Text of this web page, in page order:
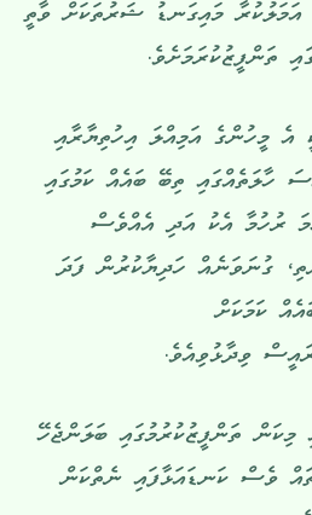
އަމަލުކުރާ މައިގަނޑު ޝަރުތަކަށް ވާތީ
ތަންފީޒުކުރަމަށެވެ.
އެ މީހުންގެ އަމިއްލަ އިހުތިޔާރާއި
ހާލަތެއްގައި ތިބޭ ބައެއް ކަމުގައި
ރުހުމާ އެކު އަދި އެއްވެސް
ގުނަވަނެއް ހަދިޔާކުރުން ފަދަ
ކަމަކަށް
ވިދާޅުވިއެވެ.
ތަންފީޒުކުރުމުގައި ބަލަންޖެހޭ
ވެސް ކަނޑައަޅާފައި ނެތްކަން